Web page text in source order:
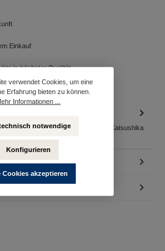
Einkauf
in höchster Qualität
(japanisch: 神奈川沖浪裏) (1831) – Katsushika
Welle vor Kanagawa ist e…
verwendet Cookies, um eine
Erfahrung bieten zu können.
Informationen ...
notwendige
Konfigurieren
Cookies akzeptieren